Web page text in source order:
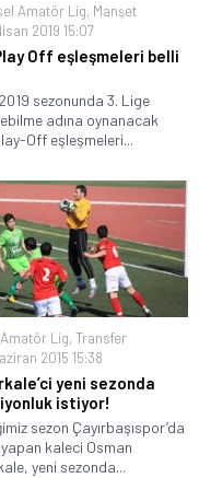
Amatör Lig, Manşet
2019 15:07
Off eşleşmeleri belli
sezonunda 3. Lige
adına oynanacak
Off eşleşmeleri...
Lig, Transfer
2015 15:38
yeni sezonda
istiyor!
sezon Çayırbaşıspor’da
kaleci Osman
yeni sezonda...